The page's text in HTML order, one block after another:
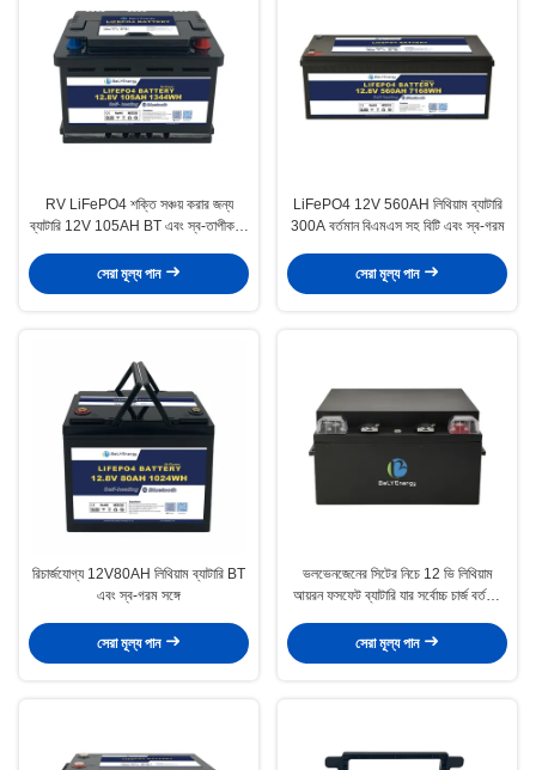
RV LiFePO4 শক্তি সঞ্চয় করার জন্য
ব্যাটারি 12V 105AH BT এবং স্ব-তাপীকরণ
সেরা মূল্য পান
LiFePO4 12V 560AH লিথিয়াম ব্যাটারি
300A বর্তমান বিএমএস সহ বিটি এবং স্ব-গরম
সেরা মূল্য পান
রিচার্জযোগ্য 12V80AH লিথিয়াম ব্যাটারি BT
এবং স্ব-গরম সঙ্গে
সেরা মূল্য পান
ভলভেনজেনের সিটের নিচে 12 ভি লিথিয়াম
আয়রন ফসফেট ব্যাটারি যার সর্বোচ্চ চার্জ বর্তমান
সেরা মূল্য পান